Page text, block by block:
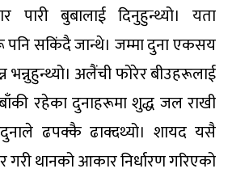
बुबालाई दिनुहुन्थ्यो। यता
पनि सकिंदै जान्थे। जम्मा दुना एकसय
अलैंची फोरेर बीउहरूलाई
रहेका दुनाहरूमा शुद्ध जल राखी
ढपक्कै ढाक्दथ्यो। शायद यसै
गरी थानको आकार निर्धारण गरिएको